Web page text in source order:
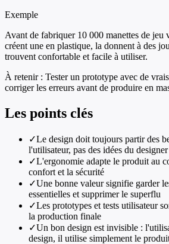
Exemple
Avant de fabriquer 10 000 manettes de jeu
créent une en plastique, la donnent à des
trouvent confortable et facile à utiliser.
À retenir : Tester un prototype avec de
corriger les erreurs avant de produire en
Les points clés
✓Le design doit toujours partir des
l'utilisateur, pas des idées du designer
✓L'ergonomie adapte le produit au
confort et la sécurité
✓Une bonne valeur signifie garder
essentielles et supprimer le superflu
✓Les prototypes et tests utilisateur
la production finale
✓Un bon design est invisible :
design, il utilise simplement le